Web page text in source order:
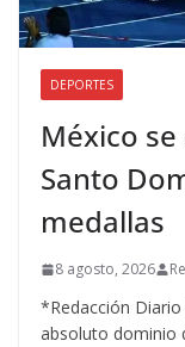
DEPORTES
México
Santo
medallas
8 agosto, 2026
*Redacción
absoluto dominio